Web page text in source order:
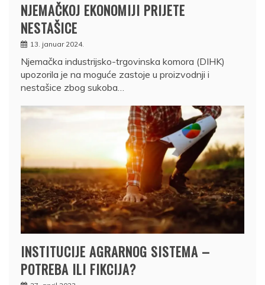
NJEMAČKOJ EKONOMIJI PRIJETE
NESTAŠICE
13. januar 2024.
Njemačka industrijsko-trgovinska komora (DIHK)
upozorila je na moguće zastoje u proizvodnji i
nestašice zbog sukoba…
INSTITUCIJE AGRARNOG SISTEMA –
POTREBA ILI FIKCIJA?